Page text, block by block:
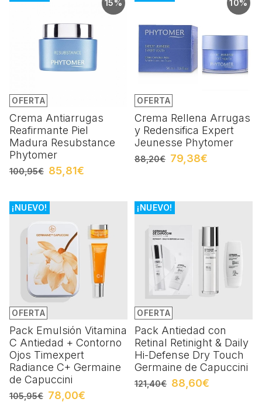
15%
OFERTA
Crema Antiarrugas
Reafirmante Piel
Madura Resubstance
Phytomer
100,95€ 85,81€
10%
OFERTA
Crema Rellena Arrugas
y Redensifica Expert
Jeunesse Phytomer
88,20€ 79,38€
OFERTA
¡NUEVO!
Pack Emulsión Vitamina
C Antiedad + Contorno
Ojos Timexpert
Radiance C+ Germaine
de Capuccini
105,95€ 78,00€
OFERTA
¡NUEVO!
Pack Antiedad con
Retinal Retinight & Daily
Hi-Defense Dry Touch
Germaine de Capuccini
121,40€ 88,60€